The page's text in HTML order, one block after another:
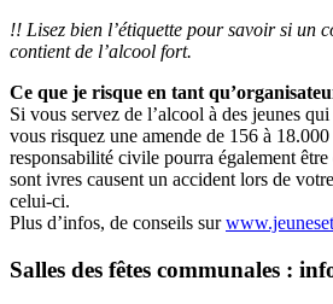
!! Lisez bien l’étiquette pour savoir si un
contient de l’alcool fort.
Ce que je risque en tant
Si vous servez de l’alcool à des jeunes qui
vous risquez une amende de 156 à
responsabilité civile pourra également être
sont ivres causent un accident lors de
celui-ci.
Plus d’infos, de conseils sur
Salles des fêtes communales :